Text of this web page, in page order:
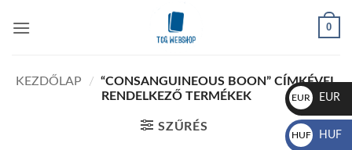
0
KEZDŐLAP / “CONSANGUINEOUS BOON” CÍMKÉVEL
RENDELKEZŐ TERMÉKEK
SZŰRÉS
EUR
€
EUR
HUF HUF